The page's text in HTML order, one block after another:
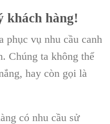
khách hàng!
phục vụ nhu cầu canh
Chúng ta không thể
hay còn gọi là
có nhu cầu sử